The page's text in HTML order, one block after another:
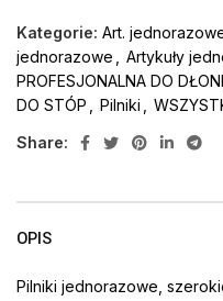
Kategorie: Art.
jednorazowe
Artykuły
PROFESJONALNA DO DŁONI
DO STÓP
Pilniki
Share:
OPIS
Pilniki jednorazowe,